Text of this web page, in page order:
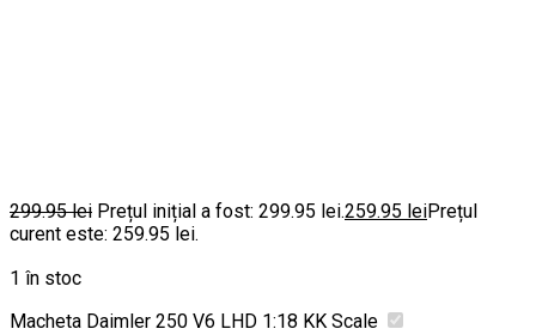
299.95lei Prețul inițial a fost: 299.95 lei.259.95 leiPrețul
curent este: 259.95 lei.
1 în stoc
Macheta Daimler 250 V6 LHD 1:18 KK Scale